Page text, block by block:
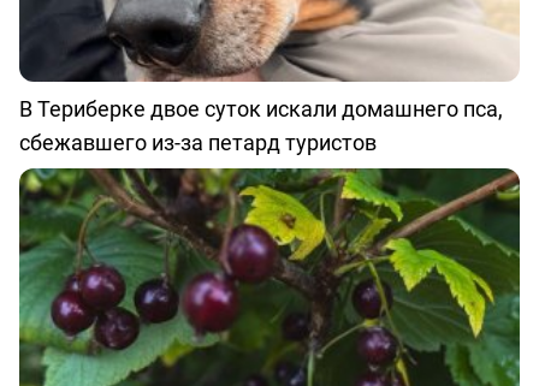
В Териберке двое суток искали домашнего пса,
сбежавшего из-за петард туристов